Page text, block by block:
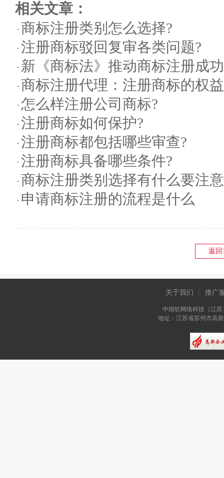
相关文章：
商标注册类别怎么选择?
注册商标驳回复审各类问题?
新《商标法》推动商标注册成
商标注册代理：注册商标的权
怎么样注册公司商标?
注册商标如何保护?
注册商标都包括哪些审查?
注册商标具备哪些条件?
商标注册类别选择有什么要注
申请商标注册的流程是什么
返回
关于我们 推广
中细软网络科技（江
地址：江苏省苏州市高